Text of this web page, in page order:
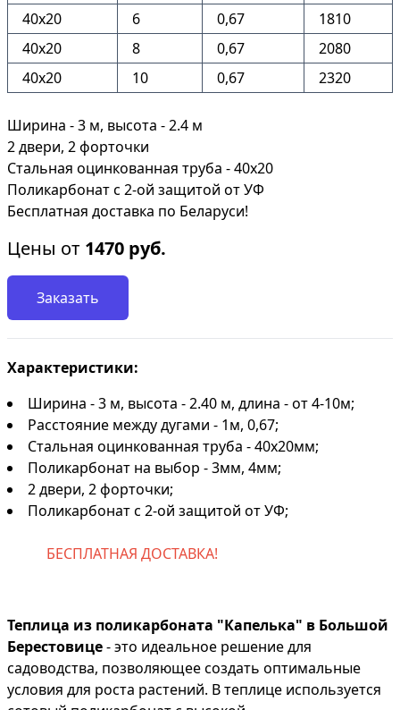
40х20
6 0,67
1810
40х20
8 0,67
2080
40х20
10 0,67 2320
Ширина - 3 м, высота - 2.4 м
2 двери, 2 форточки
Стальная оцинкованная труба - 40х20
Поликарбонат с 2-ой защитой от УФ
Бесплатная доставка по Беларуси!
Цены от 1470 руб.
Заказать
Характеристики:
Ширина - 3 м, высота - 2.40 м, длина - от 4-10м;
Расстояние между дугами - 1м, 0,67;
Стальная оцинкованная труба - 40х20мм;
Поликарбонат на выбор - 3мм, 4мм;
2 двери, 2 форточки;
Поликарбонат с 2-ой защитой от УФ;
БЕСПЛАТНАЯ ДОСТАВКА!
Теплица из поликарбоната "Капелька" в Большой
Берестовице- это идеальное решение для
садоводства, позволяющее создать оптимальные
условия для роста растений. В теплице используется